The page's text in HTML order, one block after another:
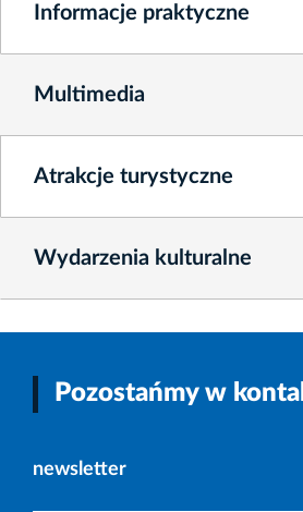
Informacje praktyczne
Multimedia
Atrakcje turystyczne
Wydarzenia kulturalne
Pozostańmy w
newsletter